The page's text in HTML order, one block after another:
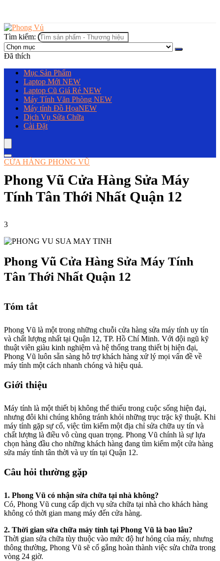
Tìm kiếm:
Đã thích
Mục Sản Phẩm
Laptop Mới NEW
Laptop Cũ Giá Rẻ NEW
Máy Tính Văn Phòng NEW
Máy tính Đồ HọaNEW
Dịch Vụ Sửa Chữa
Cài Đặt
CỬA HÀNG PHONG VŨ
Phong Vũ Cửa Hàng Sửa Máy
Tính Tân Thới Nhất Quận 12
3
Phong Vũ Cửa Hàng Sửa Máy Tính
Tân Thới Nhất Quận 12
Tóm tắt
Phong Vũ là một trong những chuỗi cửa hàng sửa máy tính uy tín
và chất lượng nhất tại Quận 12, TP. Hồ Chí Minh. Với đội ngũ kỹ
thuật viên giàu kinh nghiệm và hệ thống trang thiết bị hiện đại,
Phong Vũ luôn sẵn sàng hỗ trợ khách hàng xử lý mọi vấn đề về
máy tính một cách nhanh chóng và hiệu quả.
Giới thiệu
Máy tính là một thiết bị không thể thiếu trong cuộc sống hiện đại,
nhưng đôi khi chúng không tránh khỏi những trục trặc kỹ thuật. Khi
máy tính gặp sự cố, việc tìm kiếm một địa chỉ sửa chữa uy tín và
chất lượng là điều vô cùng quan trọng. Phong Vũ chính là sự lựa
chọn hàng đầu cho những khách hàng đang tìm kiếm một cửa hàng
sửa máy tính tân thời và uy tín tại Quận 12.
Câu hỏi thường gặp
1. Phong Vũ có nhận sửa chữa tại nhà không?
Có, Phong Vũ cung cấp dịch vụ sửa chữa tại nhà cho khách hàng
không có thời gian mang máy đến cửa hàng.
2. Thời gian sửa chữa máy tính tại Phong Vũ là bao lâu?
Thời gian sửa chữa tùy thuộc vào mức độ hư hỏng của máy, nhưng
thông thường, Phong Vũ sẽ cố gắng hoàn thành việc sửa chữa trong
vòng 24 giờ.